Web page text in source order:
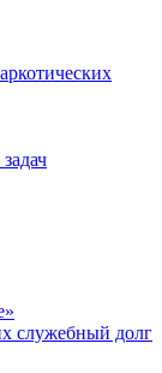
служебный долг